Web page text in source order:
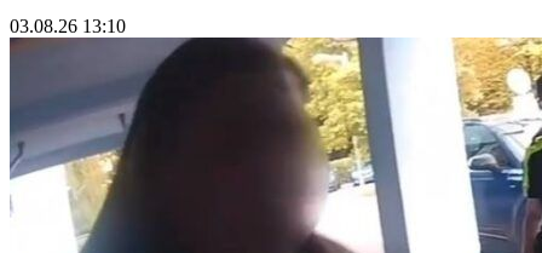
03.08.26 13:10